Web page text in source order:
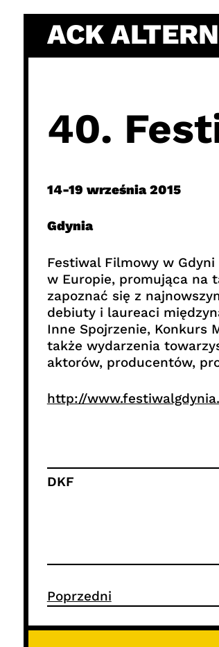
content
ACK
40.
14-19 września 2015
Gdynia
Festiwal Filmowy w
w Europie, promująca na
zapoznać się z
debiuty i laureaci
Inne Spojrzenie, Konkurs
także wydarzenia
aktorów, producentów,
http://
DKF
Poprzedni